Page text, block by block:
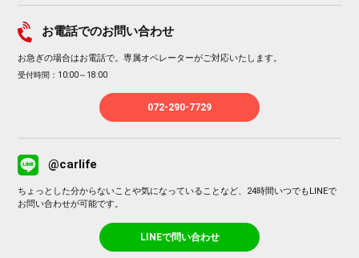
お電話でのお問い合わせ
お急ぎの場合はお電話で。専属オペレーターがご対応いたします。
受付時間：10:00～18:00
072-290-7729
@carlife
ちょっとした分からないことや気になっていることなど、24時間いつでもLINEで
お問い合わせが可能です。
LINEで問い合わせ